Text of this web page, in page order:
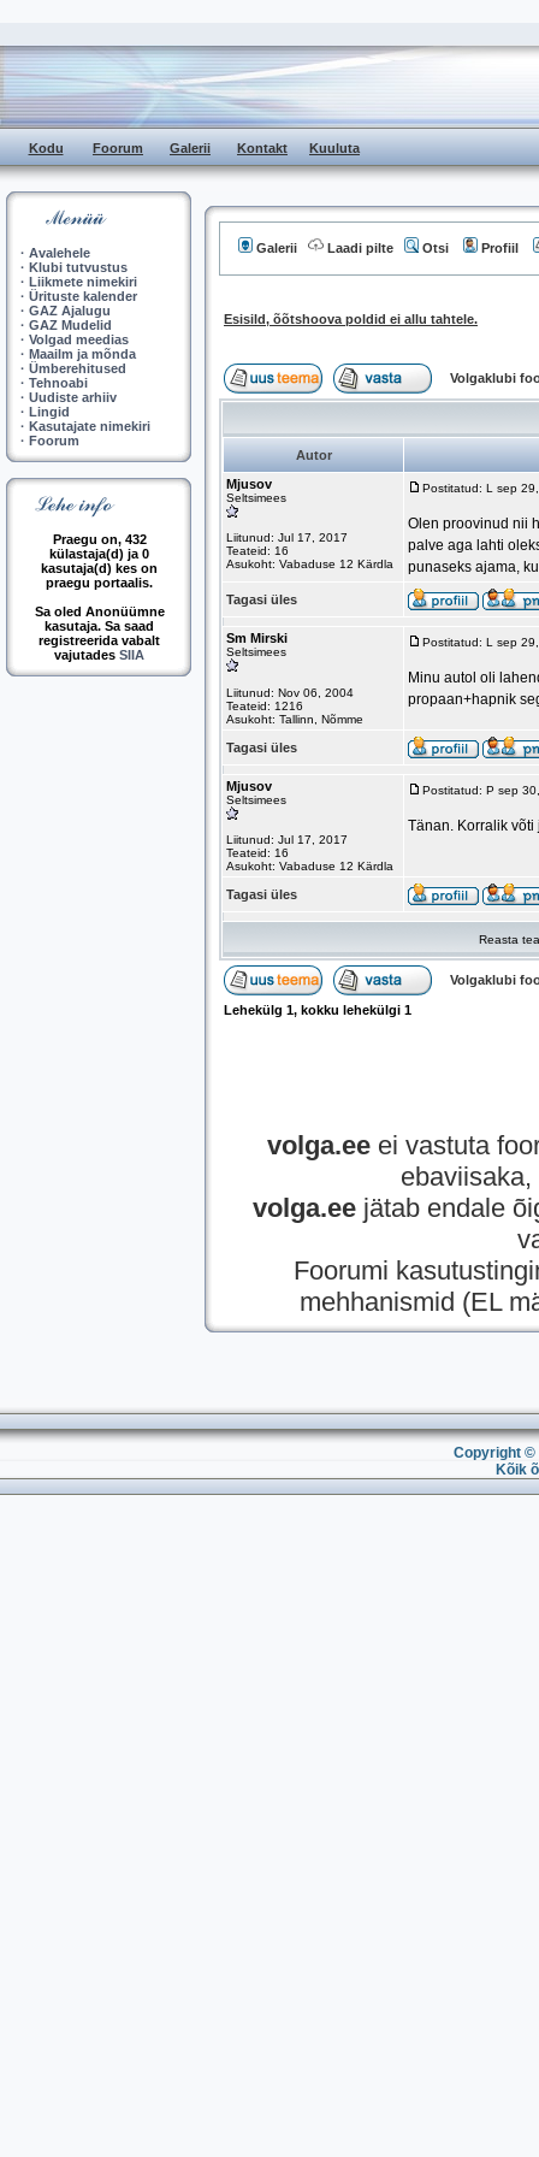
Kodu Foorum Galerii Kontakt Kuuluta
· Avalehele
· Klubi tutvustus
· Liikmete nimekiri
· Ürituste kalender
· GAZ Ajalugu
· GAZ Mudelid
· Volgad meedias
· Maailm ja mõnda
· Ümberehitused
· Tehnoabi
· Uudiste arhiiv
· Lingid
· Kasutajate nimekiri
· Foorum
Praegu on, 432
külastaja(d) ja 0
kasutaja(d) kes on
praegu portaalis.
Sa oled Anonüümne
kasutaja. Sa saad
registreerida vabalt
vajutades SIIA
Galerii Laadi pilte Otsi Profiil
Esisild, õõtshoova poldid ei allu tahtele.
Volgaklubi
Autor
Mjusov
Seltsimees
Liitunud: Jul 17, 2017
Teateid: 16
Asukoht: Vabaduse 12 Kärdla
Postitatud: L sep
Olen proovinud nii
palve aga lahti
punaseks ajama,
Tagasi üles
Sm Mirski
Seltsimees
Liitunud: Nov 06, 2004
Teateid: 1216
Asukoht: Tallinn, Nõmme
Postitatud: L sep
Minu autol oli
propaan+hapnik
Tagasi üles
Mjusov
Seltsimees
Liitunud: Jul 17, 2017
Teateid: 16
Asukoht: Vabaduse 12 Kärdla
Postitatud: P sep
Tänan. Korralik
Tagasi üles
Reasta
Volgaklubi
Lehekülg 1, kokku lehekülgi 1
volga.eeei vastuta
volga.ee jätab endale
Foorumi
mehhanismid (EL
Copyright ©
Kõik